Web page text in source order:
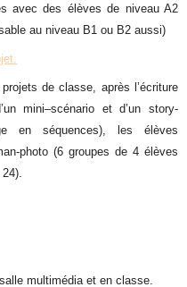
avec des élèves de niveau A2
au niveau B1 ou B2 aussi)
de classe, après l’écriture
mini–scénario et d’un story-
en séquences), les élèves
photo (6 groupes de 4 élèves
multimédia et en classe.